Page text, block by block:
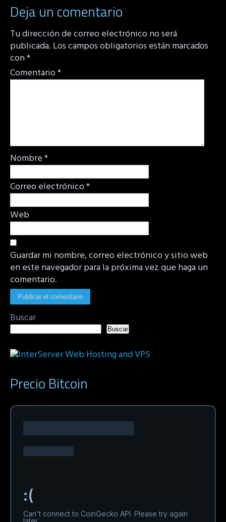
Deja un comentario
Tu dirección de correo electrónico no será
publicada. Los campos obligatorios están marcados
con*
Comentario*
Nombre*
Correo electrónico*
Web
Guardar mi nombre, correo electrónico y sitio web
en este navegador para la próxima vez que haga un
comentario.
Buscar
Buscar
Precio Bitcoin